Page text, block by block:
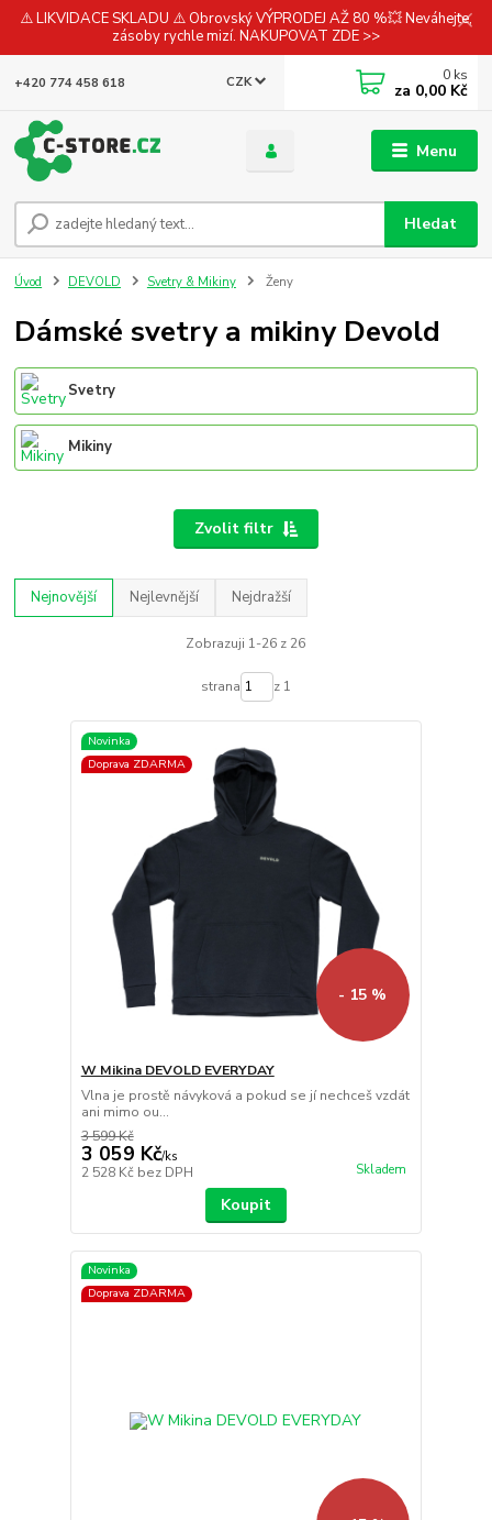
⚠️ LIKVIDACE SKLADU ⚠️ Obrovský VÝPRODEJ AŽ 80 %💥 Neváhejte,
zásoby rychle mizí. NAKUPOVAT ZDE >>
Menu
CZK
Hledat
+420 774 458 618 0 ks
za 0,00 Kč
Úvod DEVOLD Svetry & Mikiny Ženy
Dámské svetry a mikiny Devold
Svetry
Mikiny
Zvolit filtr
Nejnovější Nejlevnější Nejdražší
Zobrazuji 1-26 z 26
strana z 1
Novinka
Doprava ZDARMA
- 15 %
W Mikina DEVOLD EVERYDAY
Vlna je prostě návyková a pokud se jí nechceš vzdát
ani mimo ou...
3 599 Kč
3 059 Kč/ks
2 528 Kč bez DPH Skladem
Koupit
Novinka
Doprava ZDARMA